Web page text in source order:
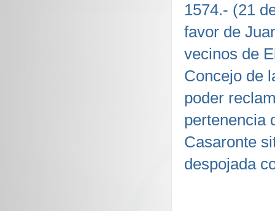
1574.- (21
favor de
vecinos de
Concejo de
poder
pertenencia
Casaronte
despojada